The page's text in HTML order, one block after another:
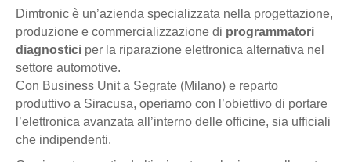
Dimtronic è un’azienda specializzata nella progettazione,
produzione e commercializzazione di programmatori
diagnostici per la riparazione elettronica alternativa nel
settore automotive.
Con Business Unit a Segrate (Milano) e reparto
produttivo a Siracusa, operiamo con l’obiettivo di portare
l’elettronica avanzata all’interno delle officine, sia ufficiali
che indipendenti.